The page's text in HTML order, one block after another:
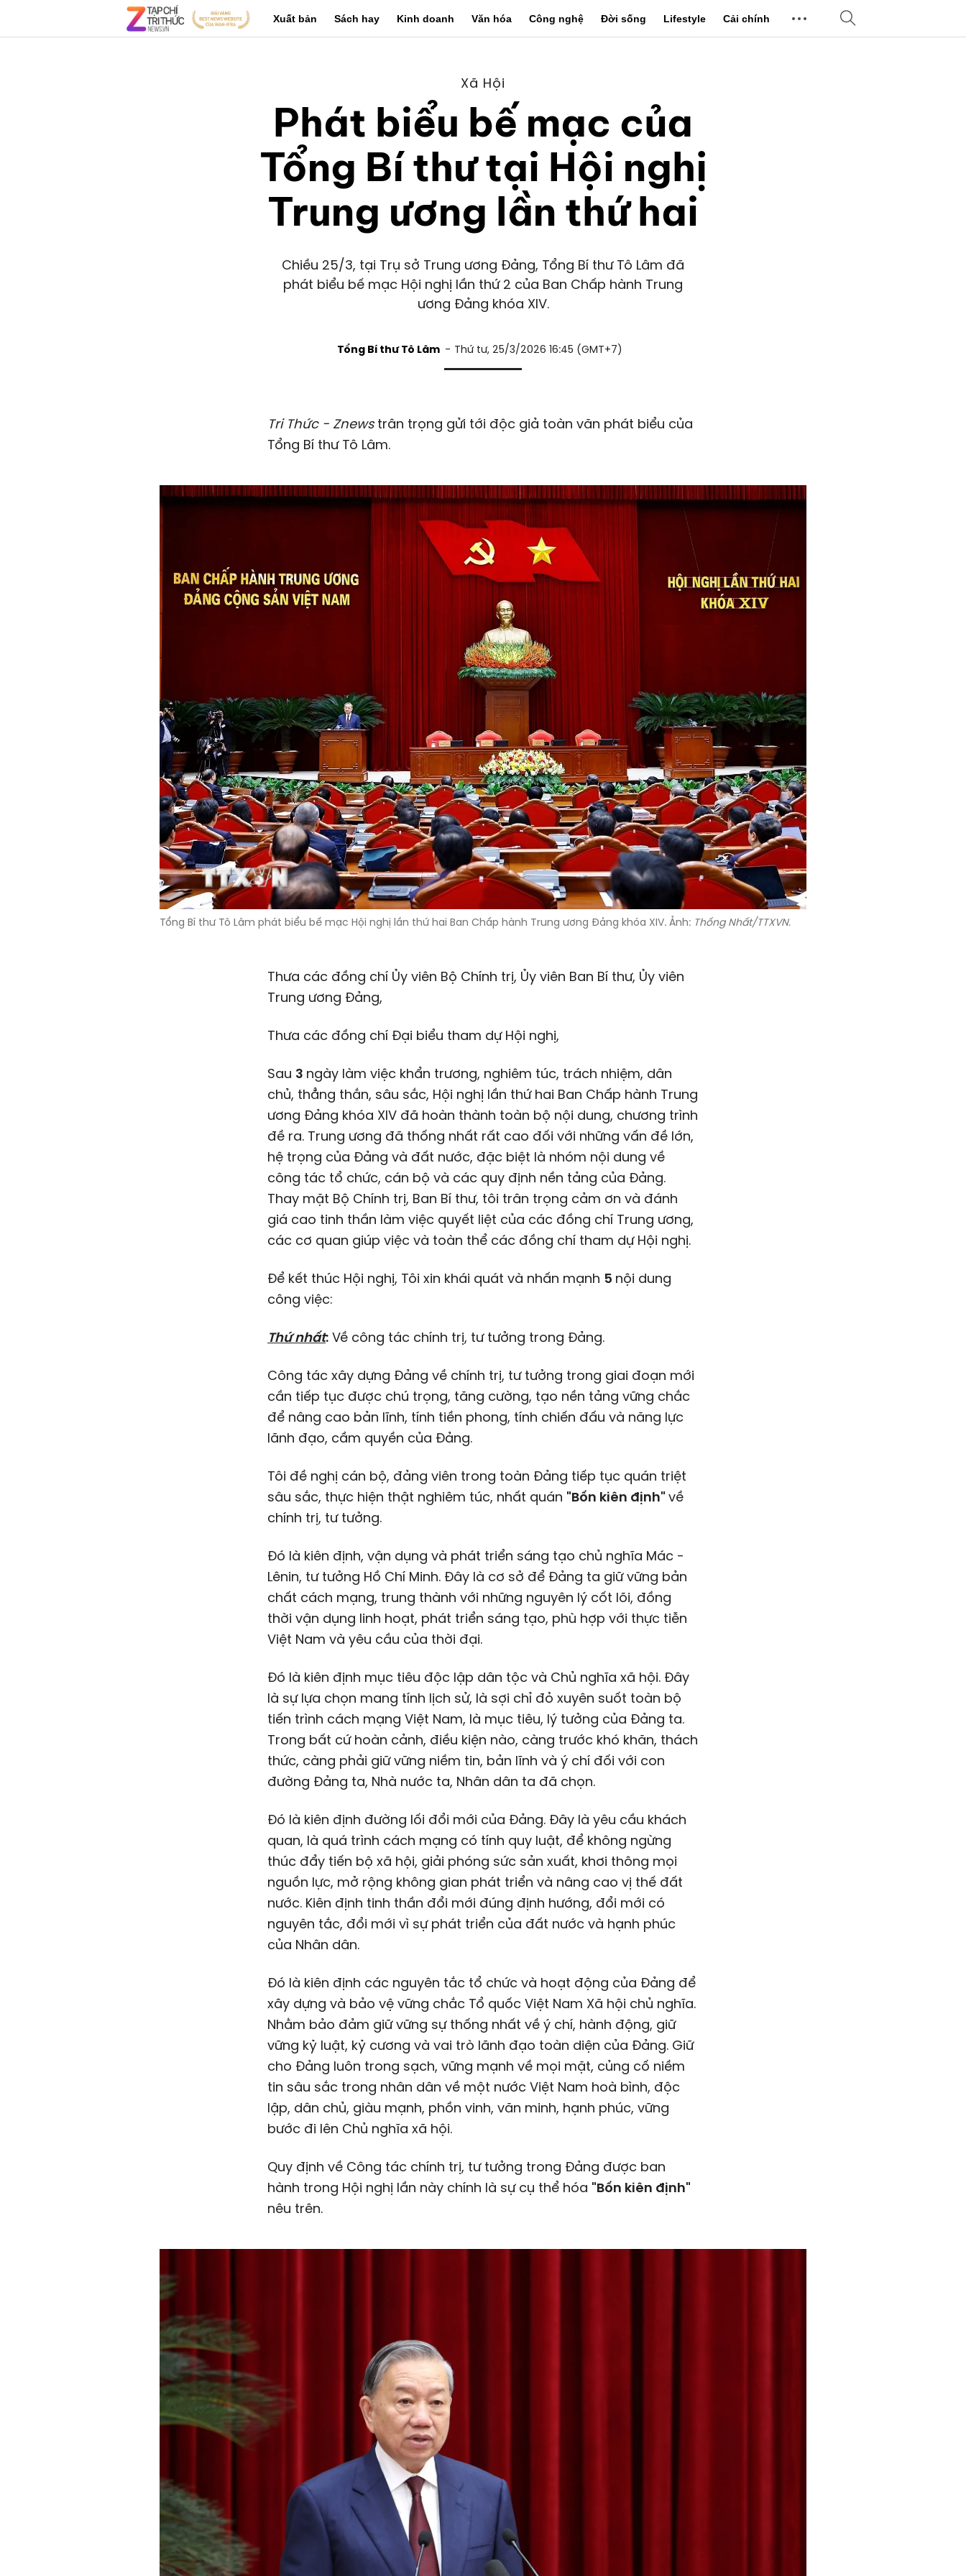
Xuất bản Sách hay Kinh doanh Văn hóa Công nghệ Đời sống Lifestyle Cải chính
Xã Hội
Phát biểu bế mạc của
Tổng Bí thư tại Hội nghị
Trung ương lần thứ hai
Chiều 25/3, tại Trụ sở Trung ương Đảng, Tổng Bí thư Tô Lâm đã
phát biểu bế mạc Hội nghị lần thứ 2 của Ban Chấp hành Trung
ương Đảng khóa XIV.
Tổng Bí thư Tô Lâm Thứ tư, 25/3/2026 16:45 (GMT+7)
Tri Thức - Znewstrân trọng gửi tới độc giả toàn văn phát biểu của
Tổng Bí thư Tô Lâm.
Tổng Bí thư Tô Lâm phát biểu bế mạc Hội nghị lần thứ hai Ban Chấp hành Trung ương Đảng khóa XIV. Ảnh: Thống Nhất/TTXVN.
Thưa các đồng chí Ủy viên Bộ Chính trị, Ủy viên Ban Bí thư, Ủy viên
Trung ương Đảng,
Thưa các đồng chí Đại biểu tham dự Hội nghị,
Sau 3 ngày làm việc khẩn trương, nghiêm túc, trách nhiệm, dân
chủ, thẳng thắn, sâu sắc, Hội nghị lần thứ hai Ban Chấp hành Trung
ương Đảng khóa XIV đã hoàn thành toàn bộ nội dung, chương trình
đề ra. Trung ương đã thống nhất rất cao đối với những vấn đề lớn,
hệ trọng của Đảng và đất nước, đặc biệt là nhóm nội dung về
công tác tổ chức, cán bộ và các quy định nền tảng của Đảng.
Thay mặt Bộ Chính trị, Ban Bí thư, tôi trân trọng cảm ơn và đánh
giá cao tinh thần làm việc quyết liệt của các đồng chí Trung ương,
các cơ quan giúp việc và toàn thể các đồng chí tham dự Hội nghị.
Để kết thúc Hội nghị, Tôi xin khái quát và nhấn mạnh 5 nội dung
công việc:
Thứ nhất: Về công tác chính trị, tư tưởng trong Đảng.
Công tác xây dựng Đảng về chính trị, tư tưởng trong giai đoạn mới
cần tiếp tục được chú trọng, tăng cường, tạo nền tảng vững chắc
để nâng cao bản lĩnh, tính tiền phong, tính chiến đấu và năng lực
lãnh đạo, cầm quyền của Đảng.
Tôi đề nghị cán bộ, đảng viên trong toàn Đảng tiếp tục quán triệt
sâu sắc, thực hiện thật nghiêm túc, nhất quán "Bốn kiên định" về
chính trị, tư tưởng.
Đó là kiên định, vận dụng và phát triển sáng tạo chủ nghĩa Mác -
Lênin, tư tưởng Hồ Chí Minh. Đây là cơ sở để Đảng ta giữ vững bản
chất cách mạng, trung thành với những nguyên lý cốt lõi, đồng
thời vận dụng linh hoạt, phát triển sáng tạo, phù hợp với thực tiễn
Việt Nam và yêu cầu của thời đại.
Đó là kiên định mục tiêu độc lập dân tộc và Chủ nghĩa xã hội. Đây
là sự lựa chọn mang tính lịch sử, là sợi chỉ đỏ xuyên suốt toàn bộ
tiến trình cách mạng Việt Nam, là mục tiêu, lý tưởng của Đảng ta.
Trong bất cứ hoàn cảnh, điều kiện nào, càng trước khó khăn, thách
thức, càng phải giữ vững niềm tin, bản lĩnh và ý chí đối với con
đường Đảng ta, Nhà nước ta, Nhân dân ta đã chọn.
Đó là kiên định đường lối đổi mới của Đảng. Đây là yêu cầu khách
quan, là quá trình cách mạng có tính quy luật, để không ngừng
thúc đẩy tiến bộ xã hội, giải phóng sức sản xuất, khơi thông mọi
nguồn lực, mở rộng không gian phát triển và nâng cao vị thế đất
nước. Kiên định tinh thần đổi mới đúng định hướng, đổi mới có
nguyên tắc, đổi mới vì sự phát triển của đất nước và hạnh phúc
của Nhân dân.
Đó là kiên định các nguyên tắc tổ chức và hoạt động của Đảng để
xây dựng và bảo vệ vững chắc Tổ quốc Việt Nam Xã hội chủ nghĩa.
Nhằm bảo đảm giữ vững sự thống nhất về ý chí, hành động, giữ
vững kỷ luật, kỷ cương và vai trò lãnh đạo toàn diện của Đảng. Giữ
cho Đảng luôn trong sạch, vững mạnh về mọi mặt, củng cố niềm
tin sâu sắc trong nhân dân về một nước Việt Nam hoà bình, độc
lập, dân chủ, giàu mạnh, phồn vinh, văn minh, hạnh phúc, vững
bước đi lên Chủ nghĩa xã hội.
Quy định về Công tác chính trị, tư tưởng trong Đảng được ban
hành trong Hội nghị lần này chính là sự cụ thể hóa "Bốn kiên định"
nêu trên.